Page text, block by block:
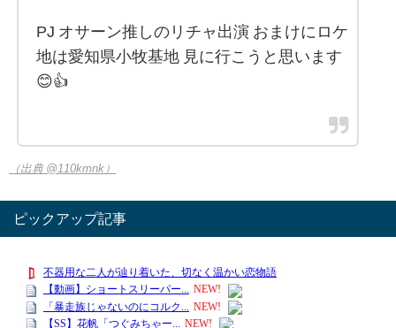
PJ オサーン推しのリチャ出演 おまけにロケ
地は愛知県小牧基地 見に行こうと思います
😊👍
（出典 @110kmnk）
ピックアップ記事